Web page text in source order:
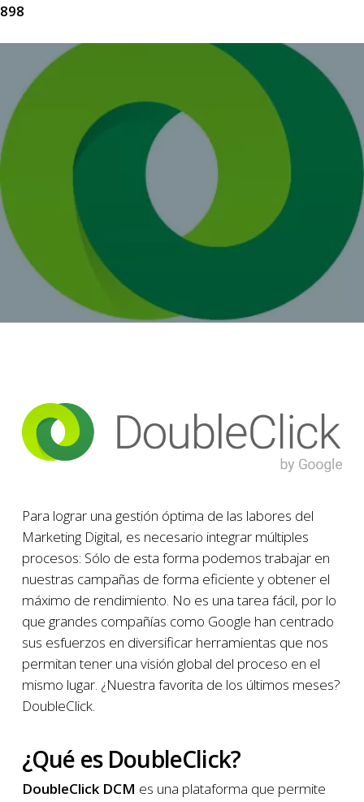
898
Para lograr una gestión óptima de las labores del
Marketing Digital, es necesario integrar múltiples
procesos: Sólo de esta forma podemos trabajar en
nuestras campañas de forma eficiente y obtener el
máximo de rendimiento. No es una tarea fácil, por lo
que grandes compañías como Google han centrado
sus esfuerzos en diversificar herramientas que nos
permitan tener una visión global del proceso en el
mismo lugar. ¿Nuestra favorita de los últimos meses?
DoubleClick.
¿Qué es DoubleClick?
DoubleClick DCM es una plataforma que permite